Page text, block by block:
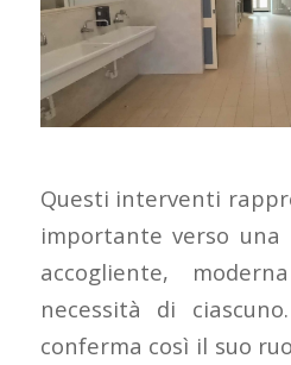
Questi interventi
importante verso una
accogliente,
necessità di
conferma così il suo